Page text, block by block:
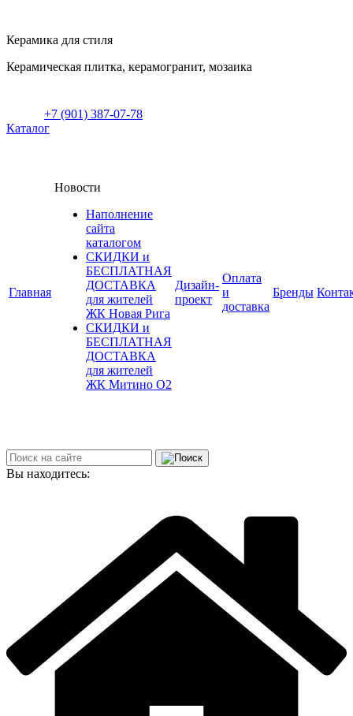
Керамика для стиля
Керамическая плитка, керамогранит, мозаика
+7 (901) 387-07-78
Каталог
Главная
Новости
Наполнение
сайта
каталогом
СКИДКИ и
БЕСПЛАТНАЯ
ДОСТАВКА
для жителей
ЖК Новая Рига
СКИДКИ и
БЕСПЛАТНАЯ
ДОСТАВКА
для жителей
ЖК Митино О2
Дизайн-
проект
Оплата
и
доставка
Бренды
Вы находитесь: